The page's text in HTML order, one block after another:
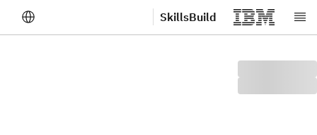
דלג לתוכן הראשי SkillsBuild